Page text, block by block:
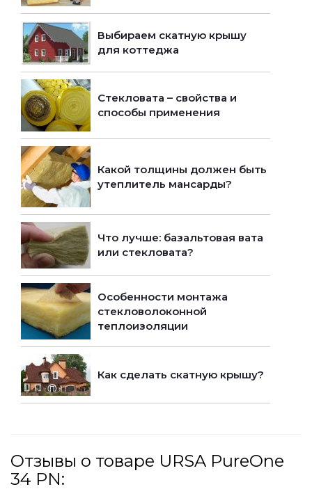
Выбираем скатную крышу
для коттеджа
Стекловата – свойства и
способы применения
Какой толщины должен быть
утеплитель мансарды?
Что лучше: базальтовая вата
или стекловата?
Особенности монтажа
стекловолоконной
теплоизоляции
Как сделать скатную крышу?
Отзывы о товаре URSA PureOne
34 PN: